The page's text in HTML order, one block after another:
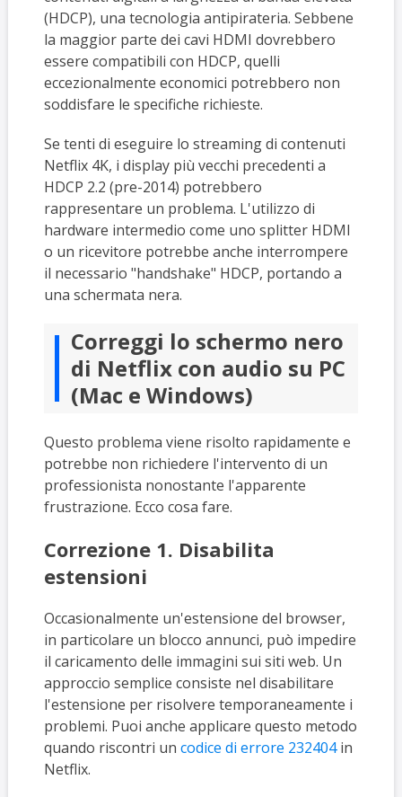
(HDCP), una tecnologia antipirateria. Sebbene
la maggior parte dei cavi HDMI dovrebbero
essere compatibili con HDCP, quelli
eccezionalmente economici potrebbero non
soddisfare le specifiche richieste.
Se tenti di eseguire lo streaming di contenuti
Netflix 4K, i display più vecchi precedenti a
HDCP 2.2 (pre-2014) potrebbero
rappresentare un problema. L'utilizzo di
hardware intermedio come uno splitter HDMI
o un ricevitore potrebbe anche interrompere
il necessario "handshake" HDCP, portando a
una schermata nera.
Correggi lo schermo nero
di Netflix con audio su PC
(Mac e Windows)
Questo problema viene risolto rapidamente e
potrebbe non richiedere l'intervento di un
professionista nonostante l'apparente
frustrazione. Ecco cosa fare.
Correzione 1. Disabilita
estensioni
Occasionalmente un'estensione del browser,
in particolare un blocco annunci, può impedire
il caricamento delle immagini sui siti web. Un
approccio semplice consiste nel disabilitare
l'estensione per risolvere temporaneamente i
problemi. Puoi anche applicare questo metodo
quando riscontri un codice di errore 232404in
Netflix.